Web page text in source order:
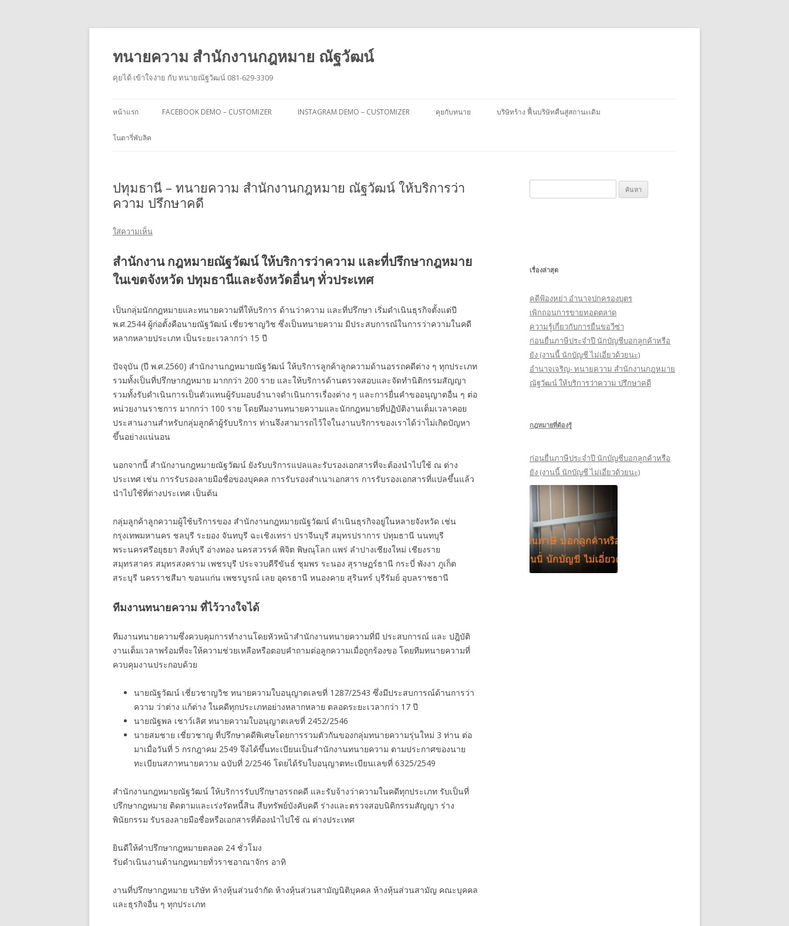
ทนายความ สำนักงานกฎหมาย ณัฐวัฒน์
คุยได้ เข้าใจง่าย กับ ทนายณัฐวัฒน์ 081-629-3309
ไป
หน้าแรก FACEBOOK DEMO – CUSTOMIZER INSTAGRAM DEMO – CUSTOMIZER คุยกับทนาย บริษัทร้าง ฟื้นบริษัทคืนสู่สถานะเดิม
โนตารี่พับลิค
ปทุมธานี – ทนายความ สำนักงานกฎหมาย ณัฐวัฒน์ ให้บริการว่า
ความ ปรึกษาคดี
ใส่ความเห็น
สำนักงาน กฎหมายณัฐวัฒน์ ให้บริการว่าความ และที่ปรึกษากฎหมาย
ในเขตจังหวัด ปทุมธานีและจังหวัดอื่นๆ ทั่วประเทศ
เป็นกลุ่มนักกฎหมายและทนายความที่ให้บริการ ด้านว่าความ และที่ปรึกษา เริ่มดำเนินธุรกิจตั้งแต่ปี
พ.ศ.2544 ผู้ก่อตั้งคือนายณัฐวัฒน์ เชี่ยวชาญวิช ซึ่งเป็นทนายความ มีประสบการณ์ในการว่าความในคดี
หลากหลายประเภท เป็นระยะเวลากว่า 15 ปี
ปัจจุบัน (ปี พ.ศ.2560) สำนักงานกฎหมายณัฐวัฒน์ ให้บริการลูกค้าลูกความด้านอรรถคดีต่าง ๆ ทุกประเภท
รวมทั้งเป็นที่ปรึกษากฎหมาย มากกว่า 200 ราย และให้บริการด้านตรวจสอบและจัดทำนิติกรรมสัญญา
รวมทั้งรับดำเนินการเป็นตัวแทนผู้รับมอบอำนาจดำเนินการเรื่องต่าง ๆ และการยื่นคำขออนุญาตอื่น ๆ ต่อ
หน่วยงานราชการ มากกว่า 100 ราย โดยทีมงานทนายความและนักกฎหมายที่ปฏิบัติงานเต็มเวลาคอย
ประสานงานสำหรับกลุ่มลูกค้าผู้รับบริการ ท่านจึงสามารถไว้ใจในงานบริการของเราได้ว่าไม่เกิดปัญหา
ขึ้นอย่างแน่นอน
นอกจากนี้ สำนักงานกฎหมายณัฐวัฒน์ ยังรับบริการแปลและรับรองเอกสารที่จะต้องนำไปใช้ ณ ต่าง
ประเทศ เช่น การรับรองลายมือชื่อของบุคคล การรับรองสำเนาเอกสาร การรับรองเอกสารที่แปลขึ้นแล้ว
นำไปใช้ที่ต่างประเทศ เป็นต้น
กลุ่มลูกค้าลูกความผู้ใช้บริการของ สำนักงานกฎหมายณัฐวัฒน์ ดำเนินธุรกิจอยู่ในหลายจังหวัด เช่น
กรุงเทพมหานคร ชลบุรี ระยอง จันทบุรี ฉะเชิงเทรา ปราจีนบุรี สมุทรปราการ ปทุมธานี นนทบุรี
พระนครศรีอยุธยา สิงห์บุรี อ่างทอง นครสวรรค์ พิจิต พิษณุโลก แพร่ ลำปางเชียงใหม่ เชียงราย
สมุทรสาคร สมุทรสงคราม เพชรบุรี ประจวบคีรีขันธ์ ชุมพร ระนอง สุราษฏร์ธานี กระบี่ พังงา ภูเก็ต
สระบุรี นครราชสีมา ขอนแก่น เพชรบูรณ์ เลย อุดรธานี หนองคาย สุรินทร์ บุรีรัมย์ อุบลราชธานี
ทีมงานทนายความ ที่ไว้วางใจได้
ทีมงานทนายความซึ่งควบคุมการทำงานโดยหัวหน้าสำนักงานทนายความที่มี ประสบการณ์ และ ปฎิบัติ
งานเต็มเวลาพร้อมที่จะให้ความช่วยเหลือหรือตอบคำถามต่อลูกความเมื่อถูกร้องขอ โดยทีมทนายความที่
ควบคุมงานประกอบด้วย
นายณัฐวัฒน์ เชี่ยวชาญวิช ทนายความใบอนุญาตเลขที่ 1287/2543 ซึ่งมีประสบการณ์ด้านการว่า
ความ ว่าต่าง แก้ต่าง ในคดีทุกประเภทอย่างหลากหลาย ตลอดระยะเวลากว่า 17 ปี
นายณัฐพล เชาว์เลิศ ทนายความใบอนุญาตเลขที่ 2452/2546
นายสมชาย เชี่ยวชาญ ที่ปรึกษาคดีพิเศษโดยการรวมตัวกันของกลุ่มทนายความรุ่นใหม่ 3 ท่าน ต่อ
มาเมื่อวันที่ 5 กรกฎาคม 2549 จึงได้ขึ้นทะเบียนเป็นสำนักงานทนายความ ตามประกาศของนาย
ทะเบียนสภาทนายความ ฉบับที่ 2/2546 โดยได้รับใบอนุญาตทะเบียนเลขที่ 6325/2549
สำนักงานกฎหมายณัฐวัฒน์ ให้บริการรับปรึกษาอรรถคดี และรับจ้างว่าความในคดีทุกประเภท รับเป็นที่
ปรึกษากฎหมาย ติดตามและเร่งรัดหนี้สิน สืบทรัพย์บังคับคดี ร่างและตรวจสอบนิติกรรมสัญญา ร่าง
พินัยกรรม รับรองลายมือชื่อหรือเอกสารที่ต้องนำไปใช้ ณ ต่างประเทศ
ยินดีให้คำปรึกษากฎหมายตลอด 24 ชั่วโมง
รับดำเนินงานด้านกฎหมายทั่วราชอาณาจักร อาทิ
งานที่ปรึกษากฎหมาย บริษัท ห้างหุ้นส่วนจำกัด ห้างหุ้นส่วนสามัญนิติบุคคล ห้างหุ้นส่วนสามัญ คณะบุคคล
และธุรกิจอื่น ๆ ทุกประเภท
น
รั
:
เรื่องล่าสุด
คดีฟ้องหย่า อำนาจปกครองบุตร
เพิกถอนการขายทอดตลาด
ความรู้เกี่ยวกับการยื่นขอวีซ่า
ก่อนยื่นภาษีประจำปี นักบัญชีบอกลูกค้าหรือ
ยัง (งานนี้ นักบัญชี ไม่เอี่ยวด้วยนะ)
อำนาจเจริญ- ทนายความ สำนักงานกฎหมาย
ณัฐวัฒน์ ให้บริการว่าความ ปรึกษาคดี
กฎหมายที่ต้องรู้
ก่อนยื่นภาษีประจำปี นักบัญชีบอกลูกค้าหรือ
ยัง (งานนี้ นักบัญชี ไม่เอี่ยวด้วยนะ)